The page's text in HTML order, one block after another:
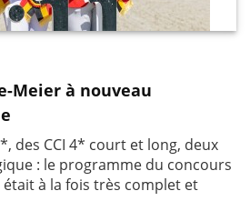
Meier à nouveau
des CCI 4* court et long, deux
: le programme du concours
était à la fois très complet et